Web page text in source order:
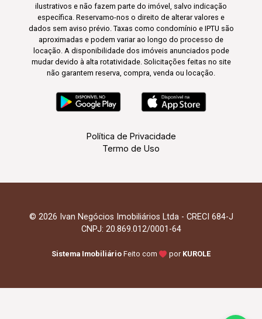
ilustrativos e não fazem parte do imóvel, salvo indicação
específica. Reservamo-nos o direito de alterar valores e
dados sem aviso prévio. Taxas como condomínio e IPTU são
aproximadas e podem variar ao longo do processo de
locação. A disponibilidade dos imóveis anunciados pode
mudar devido à alta rotatividade. Solicitações feitas no site
não garantem reserva, compra, venda ou locação.
Política de Privacidade
Termo de Uso
© 2026 Ivan Negócios Imobiliários Ltda - CRECI 684-J
CNPJ: 20.869.012/0001-64
Sistema Imobiliário Feito com por KUROLE